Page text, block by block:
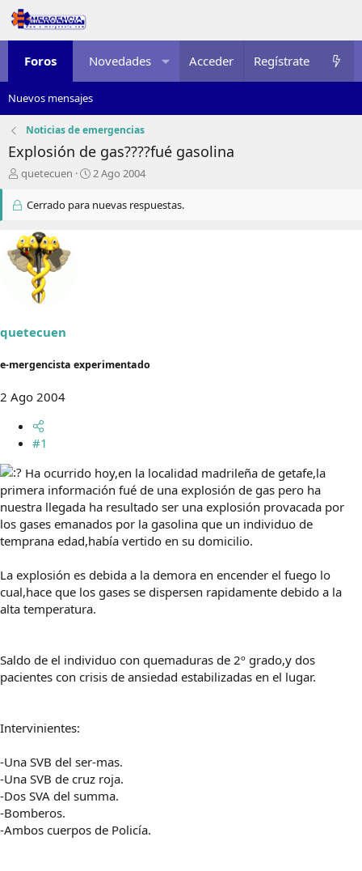
Foros Novedades Multimedia Recursos
Acceder Regístrate
Nuevos mensajes
Noticias de emergencias
Explosión de gas????fué gasolina
I
i
a
d
o
l
e
quetecuen
F
c
2 Ago 2004
Cerrado para nuevas respuestas.
quetecuen
e-mergencista experimentado
2 Ago 2004
#1
Ha ocurrido hoy,en la localidad madrileña de getafe,la
primera información fué de una explosión de gas pero ha
nuestra llegada ha resultado ser una explosión provacada por
los gases emanados por la gasolina que un individuo de
temprana edad,había vertido en su domicilio.
La explosión es debida a la demora en encender el fuego lo
cual,hace que los gases se dispersen rapidamente debido a la
alta temperatura.
Saldo de el individuo con quemaduras de 2º grado,y dos
pacientes con crisis de ansiedad estabilizadas en el lugar.
Intervinientes:
-Una SVB del ser-mas.
-Una SVB de cruz roja.
-Dos SVA del summa.
-Bomberos.
-Ambos cuerpos de Policía.